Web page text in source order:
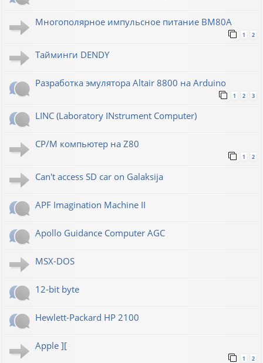
Многополярное импульсное питание ВМ80А
1 2
Тайминги DENDY
Разработка эмулятора Altair 8800 на Arduino
1 2 3
LINC (Laboratory INstrument Computer)
CP/M компьютер на Z80
1 2
Can't access SD car on Galaksija
APF Imagination Machine II
Apollo Guidance Computer AGC
MSX-DOS
12-bit byte
Hewlett-Packard HP 2100
Apple ][
1 2